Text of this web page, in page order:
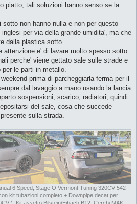
piatto, tali soluzioni hanno senso se la
non hanno nulla e non per questo
per via della grande umidita', ma che
dalla plastica sotto.
attenzione e' di lavare molto spesso sotto
perche' viene gettato sale sulle strade e
le parti in metallo.
prima di parcheggiarla ferma per il
dal lavaggio a mano usando la lancia
sospensioni, scarico, radiatori, quindi
del sale, cosa che succede
sulla strada.
6 Speed, Stage O Vermont Tuning 320CV 542
kit tubazioni completo + Downpipe decat per